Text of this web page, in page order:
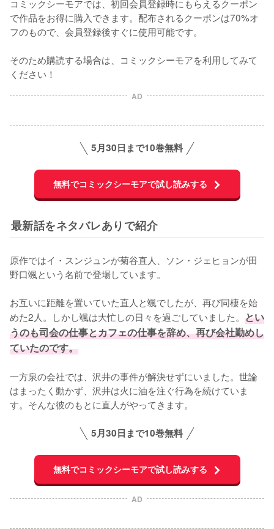
コミックシーモアでは、初回会員登録時にもらえるクーポン
で作品をお得に購入できます。配布されるクーポンは70%オ
フのもので、会員登録後すぐに使用可能です。
そのため購読する場合は、コミックシーモアを利用してみて
ください！
AD
5月30日まで10巻無料
無料でコミックシーモアで試し読みする
最新話をネタバレありで紹介
原作ではイ・スンジュンが菊谷直人、ソン・ジェヒョンが田
野口颯という名前で登場しています。
お互いに距離を置いていた直人と颯でしたが、再び同棲を始
めた2人。しかし颯は大忙しの日々を過ごしていました。 とい
うのも司会の仕事とカフェの仕事を辞め、再び会社勤めし
ていたのです。
一方泉の会社では、沢井の事件が解決せずにいました。世論
はまったく動かず、沢井は火に油を注ぐ行為を続けていま
す。そんな彼のもとに直人がやってきます。
5月30日まで10巻無料
無料でコミックシーモアで試し読みする
AD